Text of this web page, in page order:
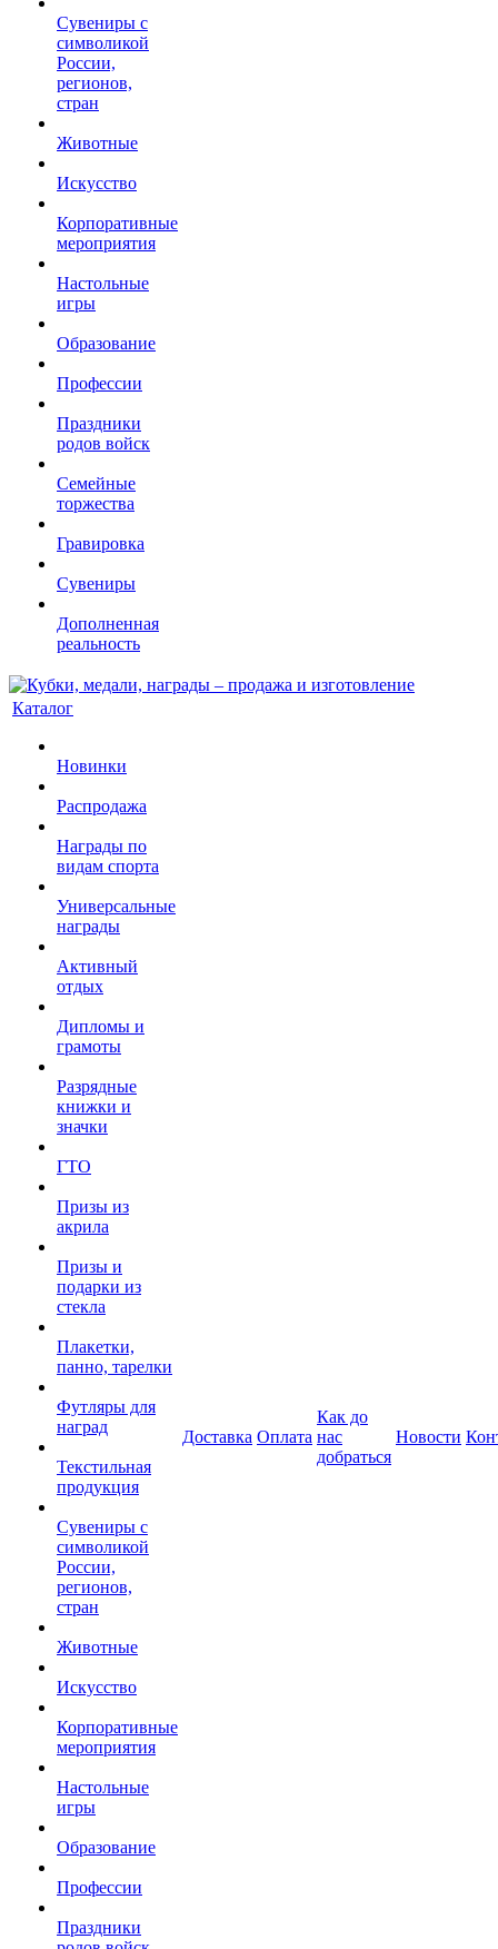
Сувениры с
символикой
России,
регионов,
стран
Животные
Искусство
Корпоративные
мероприятия
Настольные
игры
Образование
Профессии
Праздники
родов войск
Семейные
торжества
Гравировка
Сувениры
Дополненная
реальность
Каталог
Новинки
Распродажа
Награды по
видам спорта
Универсальные
награды
Активный
отдых
Дипломы и
грамоты
Разрядные
книжки и
значки
ГТО
Призы из
акрила
Призы и
подарки из
стекла
Плакетки,
панно, тарелки
Футляры для
наград
Текстильная
продукция
Сувениры с
символикой
России,
регионов,
стран
Животные
Искусство
Корпоративные
мероприятия
Настольные
игры
Образование
Профессии
Праздники
Доставка Оплата
Как до
нас
добраться
Новости